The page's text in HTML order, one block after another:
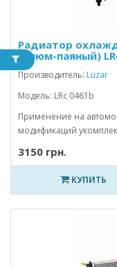
Радиатор
(алюм-паяный)
Производитель: Luzar
Модель: LRc 0461b
Применение на
модификаций
3150 грн.
КУПИТЬ